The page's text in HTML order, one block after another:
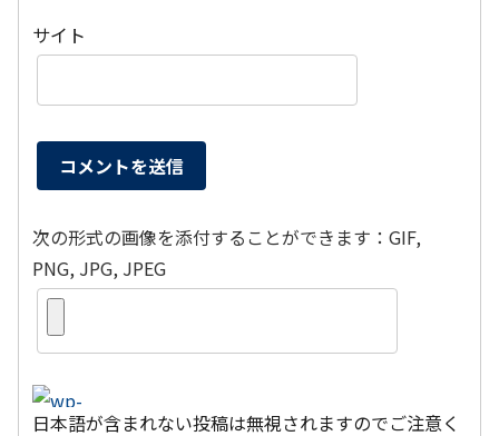
サイト
次の形式の画像を添付することができます：GIF,
PNG, JPG, JPEG
日本語が含まれない投稿は無視されますのでご注意く